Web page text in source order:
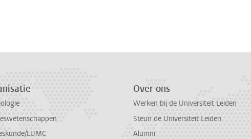
Mastodon
LUMC
Over ons
Werken bij de Universiteit Leiden
Steun de Universiteit Leiden
Alumni